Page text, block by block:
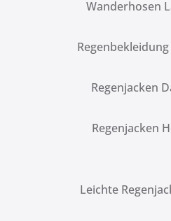
Wanderhosen
Regenjacken
Regenjacken
Leichte